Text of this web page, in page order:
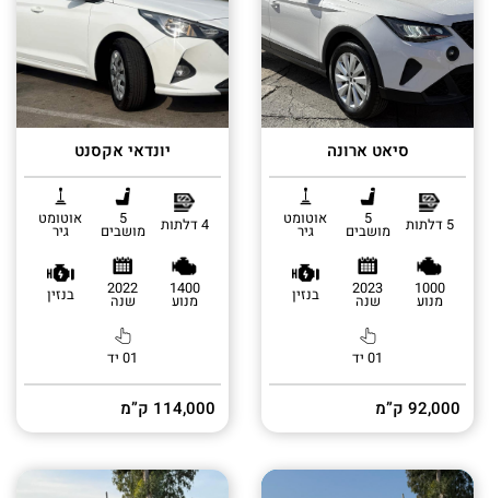
סיאט ארונה
5 דלתות 5
מושבים
אוטומט
גיר
1000
מנוע
2023
שנה בנזין
01 יד
92,000 ק”מ
יונדאי אקסנט
4 דלתות 5
מושבים
אוטומט
גיר
1400
מנוע
2022
שנה בנזין
01 יד
114,000 ק”מ